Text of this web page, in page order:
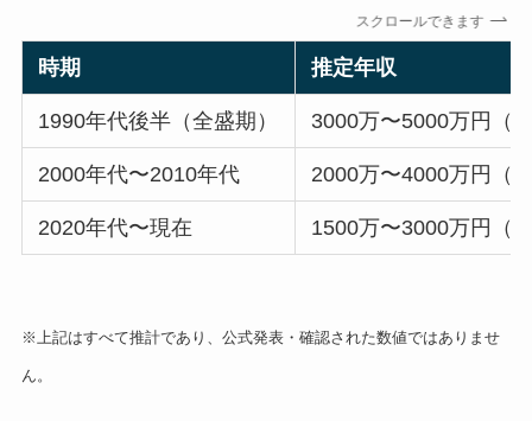
スクロールできます
時期 推定年収
1990年代後半（全盛期） 3000万〜5000万円（
2000年代〜2010年代 2000万〜4000万円（
2020年代〜現在 1500万〜3000万円（
※上記はすべて推計であり、公式発表・確認された数値ではありませ
ん。